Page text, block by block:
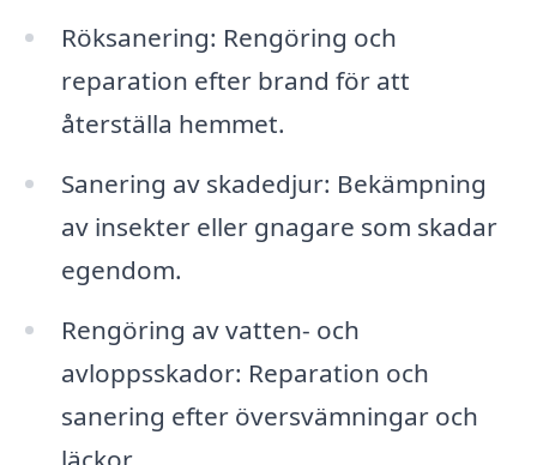
Röksanering: Rengöring och
reparation efter brand för att
återställa hemmet.
Sanering av skadedjur: Bekämpning
av insekter eller gnagare som skadar
egendom.
Rengöring av vatten- och
avloppsskador: Reparation och
sanering efter översvämningar och